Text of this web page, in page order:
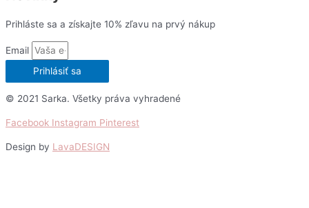
Prihláste sa a získajte 10% zľavu na prvý nákup
Email
Prihlásiť sa
© 2021 Sarka. Všetky práva vyhradené
Facebook Instagram Pinterest
Design by LavaDESIGN